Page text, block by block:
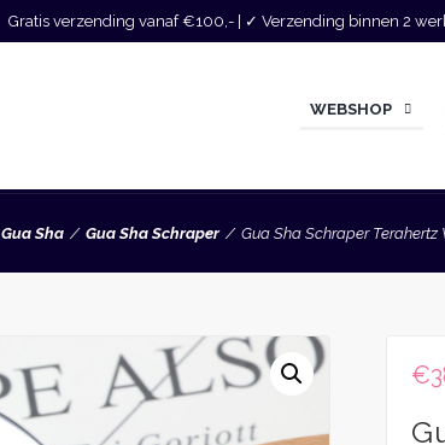
Gratis verzending vanaf €100,- | ✓ Verzending binnen 2
WEBSHOP
Gua Sha Gua Sha Schraper Gua Sha Schraper Terahertz
€